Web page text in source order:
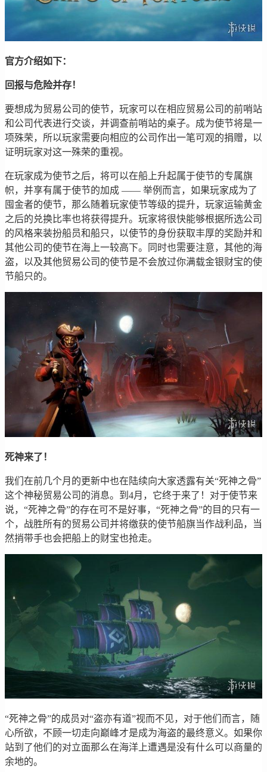
官方介绍如下：
回报与危险并存！
要想成为贸易公司的使节，玩家可以在相应贸易公司的前哨站
和公司代表进行交谈，并调查前哨站的桌子。成为使节将是一
项殊荣，所以玩家需要向相应的公司作出一笔可观的捐赠，以
证明玩家对这一殊荣的重视。
在玩家成为使节之后，将可以在船上升起属于使节的专属旗
帜，并享有属于使节的加成 —— 举例而言，如果玩家成为了
囤金者的使节，那么随着玩家使节等级的提升，玩家运输黄金
之后的兑换比率也将获得提升。玩家将很快能够根据所选公司
的风格来装扮船员和船只，以使节的身份获取丰厚的奖励并和
其他公司的使节在海上一较高下。同时也需要注意，其他的海
盗，以及其他贸易公司的使节是不会放过你满载金银财宝的使
节船只的。
死神来了！
我们在前几个月的更新中也在陆续向大家透露有关“死神之骨”
这个神秘贸易公司的消息。到4月，它终于来了！对于使节来
说，“死神之骨”的存在可不是好事，“死神之骨”的目的只有一
个，战胜所有的贸易公司并将缴获的使节船旗当作战利品，当
然捎带手也会把船上的财宝也抢走。
“死神之骨”的成员对“盗亦有道”视而不见，对于他们而言，随
心所欲，不顾一切走向巅峰才是成为海盗的最终意义。如果你
站到了他们的对立面那么在海洋上遭遇是没有什么可以商量的
余地的。